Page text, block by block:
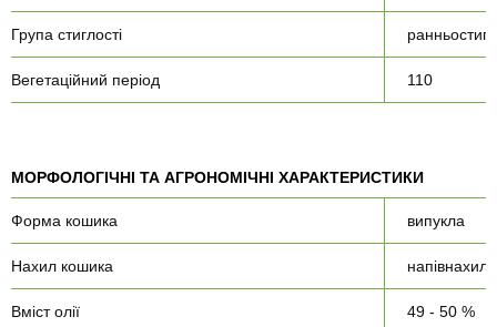
Група стиглості
Вегетаційний період 110
МОРФОЛОГІЧНІ ТА АГРОНОМІЧНІ ХАРАКТЕРИСТИКИ
Форма кошика випукла
Нахил кошика
Вміст олії 49 - 50 %